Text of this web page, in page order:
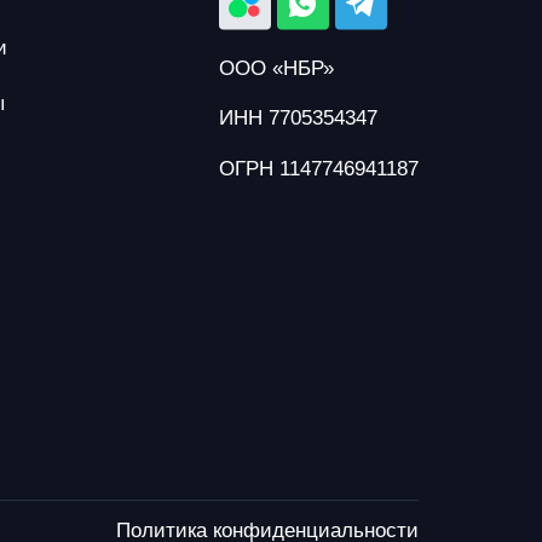
ООО «НБР»
ИНН 7705354347
ОГРН 1147746941187
Политика конфиденциальности